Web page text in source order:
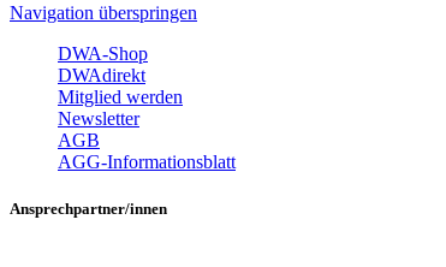
Navigation überspringen
DWA-Shop
DWAdirekt
Mitglied werden
Newsletter
AGB
AGG-Informationsblatt
Ansprechpartner/innen